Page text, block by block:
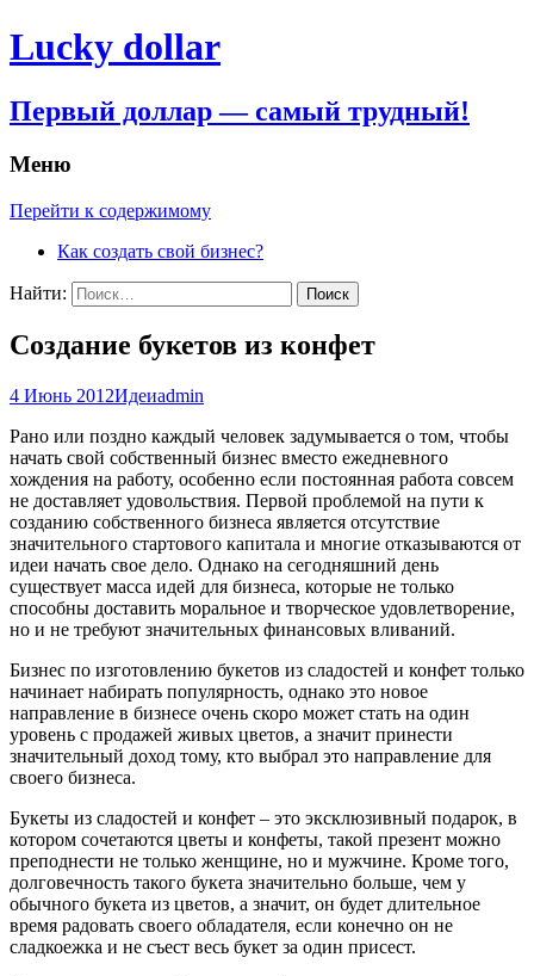
Lucky dollar
Первый доллар — самый трудный!
Меню
Перейти к содержимому
Как создать свой бизнес?
Найти:
Создание букетов из конфет
4 Июнь 2012Идеиadmin
Рано или поздно каждый человек задумывается о том, чтобы
начать свой собственный бизнес вместо ежедневного
хождения на работу, особенно если постоянная работа совсем
не доставляет удовольствия. Первой проблемой на пути к
созданию собственного бизнеса является отсутствие
значительного стартового капитала и многие отказываются от
идеи начать свое дело. Однако на сегодняшний день
существует масса идей для бизнеса, которые не только
способны доставить моральное и творческое удовлетворение,
но и не требуют значительных финансовых вливаний.
Бизнес по изготовлению букетов из сладостей и конфет только
начинает набирать популярность, однако это новое
направление в бизнесе очень скоро может стать на один
уровень с продажей живых цветов, а значит принести
значительный доход тому, кто выбрал это направление для
своего бизнеса.
Букеты из сладостей и конфет – это эксклюзивный подарок, в
котором сочетаются цветы и конфеты, такой презент можно
преподнести не только женщине, но и мужчине. Кроме того,
долговечность такого букета значительно больше, чем у
обычного букета из цветов, а значит, он будет длительное
время радовать своего обладателя, если конечно он не
сладкоежка и не съест весь букет за один присест.